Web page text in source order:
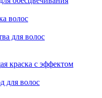
волос
для волос
краска с эффектом
для волос